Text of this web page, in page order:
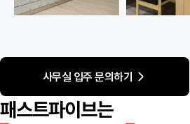
사무실 입주 문의하기
패스트파이브는